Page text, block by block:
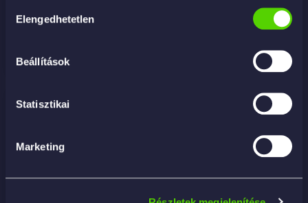
kiválasztása
Elengedhetetlen
Beállítások
Statisztikai
Marketing